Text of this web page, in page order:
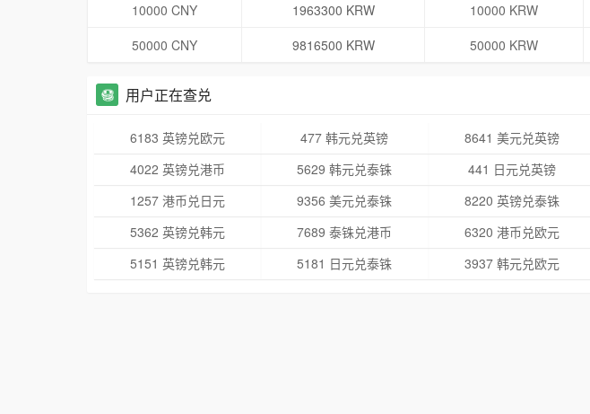
10000 CNY
1963300 KRW 10000 KRW
50000 CNY
9816500 KRW 50000 KRW
用户正在查兑
6183 英镑兑欧元 477 韩元兑英镑 8641 美元兑英镑
4022 英镑兑港币
5629 韩元兑泰铢 441 日元兑英镑
1257 港币兑日元
9356 美元兑泰铢 8220 英镑兑泰铢
5362 英镑兑韩元
7689 泰铢兑港币 6320 港币兑欧元
5151 英镑兑韩元
5181 日元兑泰铢 3937 韩元兑欧元